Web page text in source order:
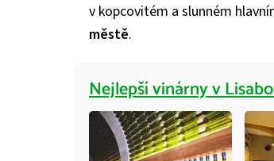
v kopcovitém a slunném
městě.
Nejlepší vinárny v